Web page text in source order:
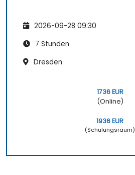
2026-09-28 09:30
7 Stunden
Dresden
1736 EUR
(Online)
1936 EUR
(Schulungsraum)